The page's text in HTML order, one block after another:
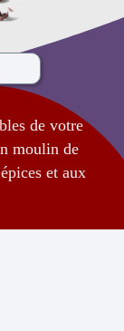
de votre
moulin de
et aux